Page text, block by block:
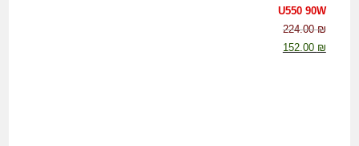
U550 90W
224.00₪
152.00 ₪